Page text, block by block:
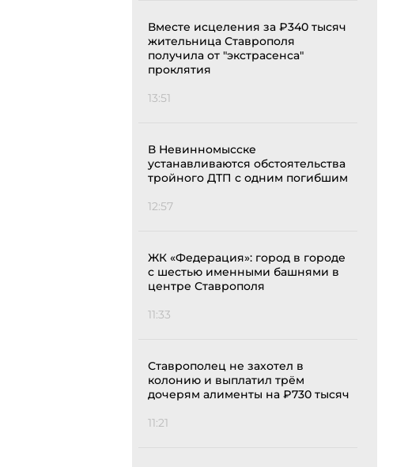
Вместе исцеления за ₽340 тысяч
жительница Ставрополя
получила от "экстрасенса"
проклятия
13:51
В Невинномысске
устанавливаются обстоятельства
тройного ДТП с одним погибшим
12:57
ЖК «Федерация»: город в городе
с шестью именными башнями в
центре Ставрополя
11:33
Ставрополец не захотел в
колонию и выплатил трём
дочерям алименты на ₽730 тысяч
11:21